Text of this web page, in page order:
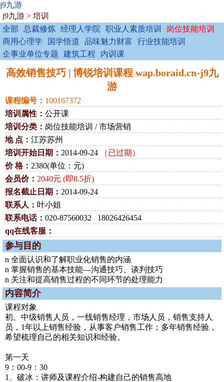
j9九游
j9九游 > 培训
全部
总裁修炼 经理人学院 职业人素质培训
岗位技能培训
商用心理学
国学悟道 品味魅力财富
行业技能培训
企事业单位专题
建筑工程 内训课
高效销售技巧 | 博锐培训课程 wap.boraid.cn-j9九
游
课程编号： 100167372
培训属性： 公开课
培训分类： 岗位技能培训 / 市场营销
地 点： 江苏苏州
培训开始日期： 2014-09-24
（已过期）
价 格： 2380(单位：元)
会员价： 2040元 (即8.5折)
报名截止日期： 2014-09-24
联系人： 叶小姐
联系电话： 020-87560032 18026426454
qq在线客服：
参与目的
n 全面认识和了解职业化销售的内涵
n 掌握销售的基本技能—沟通技巧、谈判技巧
n 关注和提高销售过程的不同环节的处理能力
内容简介
课程对象
初、中级销售人员，一线销售经理，市场人员，销售支持人
员，1年以上销售经验，从事客户销售工作；多年销售经验，
希望梳理自己的相关知识和经验。
第一天
9：00-9：30
1、破冰：讲师及课程介绍-构建自己的销售高地